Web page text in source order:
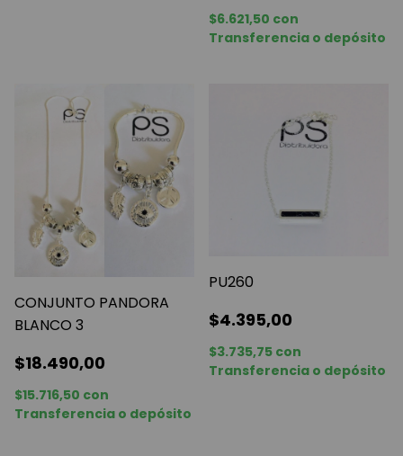
$6.621,50 con
Transferencia o depósito
CONJUNTO PANDORA
BLANCO 3
$18.490,00
$15.716,50 con
Transferencia o depósito
PU260
$4.395,00
$3.735,75 con
Transferencia o depósito